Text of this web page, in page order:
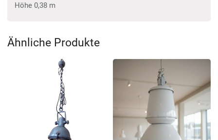
Höhe 0,38 m
Ähnliche Produkte